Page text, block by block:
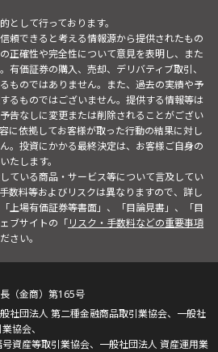
として行っております。
頼できると考える情報源から提供されたもの
正確性や完全性について意見を表明し、また
有価証券の購入、売却、デリバティブ取引、
ものではありません。また、過去の実績や予
るものではございません。提供する情報等は
告なしに変更または削除されることがござい
に依拠してお客様が取った行動の結果に対し
。投資にかかる最終決定は、お客様ご自身の
たします。
ている商品・サービス等について言及してい
数料等およびリスクは異なりますので、詳し
上場有価証券等書面」、「目論見書」、「目
ブサイトの「リスク・手数料などの重要事項
さい。
（金商）第165号
社団法人 第二種金融商品取引業協会、一般社
協会、
資産等取引業協会、一般社団法人 資産運用業